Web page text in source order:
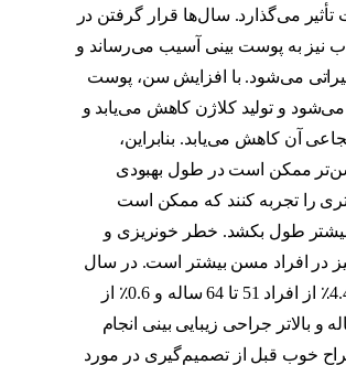
می‌گذارد. سال‌ها قرار گرفتن در
نیز به پوست بینی آسیب می‌رساند و
می‌شود. با افزایش سن، پوست
می‌شود و تولید کلاژن کاهش می‌یابد و
آن کاهش می‌یابد. بنابراین،
ممکن است در طول بهبودی
را تجربه کنند که ممکن است
بیشتر طول بکشد. خطر خونریزی و
در افراد مسن بیشتر است. در سال
2023، تنها 4.4٪ از افراد 51 تا 64 ساله و 0.6٪ از
65 ساله و بالاتر جراحی زیبایی بینی انجام
خوب قبل از تصمیم‌گیری در مورد